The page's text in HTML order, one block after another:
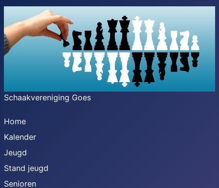
Schaakvereniging Goes
Home
Kalender
Jeugd
Stand jeugd
Senioren